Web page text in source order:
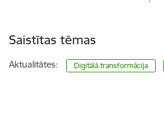
Saistītas tēmas
Aktualitātes: Digitālā transformācija